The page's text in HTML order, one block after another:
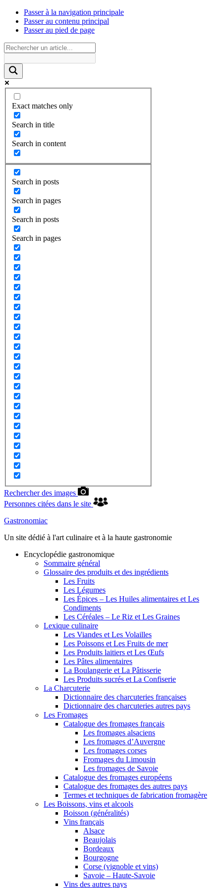
Passer à la navigation principale
Passer au contenu principal
Passer au pied de page
Exact matches only
Search in title
Search in content
Search in posts
Search in pages
Search in posts
Search in pages
Rechercher des images
Personnes citées dans le site
Gastronomiac
Un site dédié à l'art culinaire et à la haute gastronomie
Encyclopédie gastronomique
Sommaire général
Glossaire des produits et des ingrédients
Les Fruits
Les Légumes
Les Épices – Les Huiles alimentaires et Les
Condiments
Les Céréales – Le Riz et Les Graines
Lexique culinaire
Les Viandes et Les Volailles
Les Poissons et Les Fruits de mer
Les Produits laitiers et Les Œufs
Les Pâtes alimentaires
La Boulangerie et La Pâtisserie
Les Produits sucrés et La Confiserie
La Charcuterie
Dictionnaire des charcuteries françaises
Dictionnaire des charcuteries autres pays
Les Fromages
Catalogue des fromages français
Les fromages alsaciens
Les fromages d’Auvergne
Les fromages corses
Fromages du Limousin
Les fromages de Savoie
Catalogue des fromages européens
Catalogue des fromages des autres pays
Termes et techniques de fabrication fromagère
Les Boissons, vins et alcools
Boisson (généralités)
Vins français
Alsace
Beaujolais
Bordeaux
Bourgogne
Corse (vignoble et vins)
Savoie – Haute-Savoie
Vins des autres pays